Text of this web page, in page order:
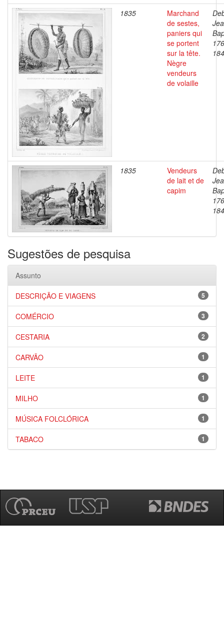
1835
Marchand
de sestes,
paniers qui
se portent
sur la tête.
Nègre
vendeurs
de volaille
1835
Vendeurs
de lait et de
capim
Sugestões de pesquisa
Assunto
5
DESCRIÇÃO E VIAGENS
3
COMÉRCIO
2
CESTARIA
1
CARVÃO
1
LEITE
1
MILHO
1
MÚSICA FOLCLÓRICA
1
TABACO